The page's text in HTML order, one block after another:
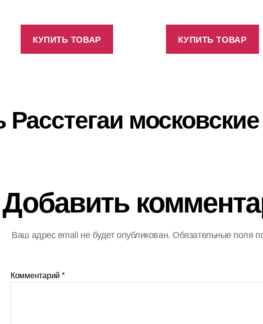
КУПИТЬ ТОВАР КУПИТЬ ТОВАР
Расстегаи
Добавить
Ваш адрес email не будет опубликован. Обязательные поля
Комментарий *